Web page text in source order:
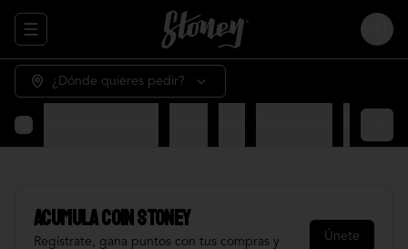
Abrir menu de navegación Login
¿Dónde quieres pedir?
AcumulaCOIN STONEY
Regístrate, gana puntos con tus compras y
Únete